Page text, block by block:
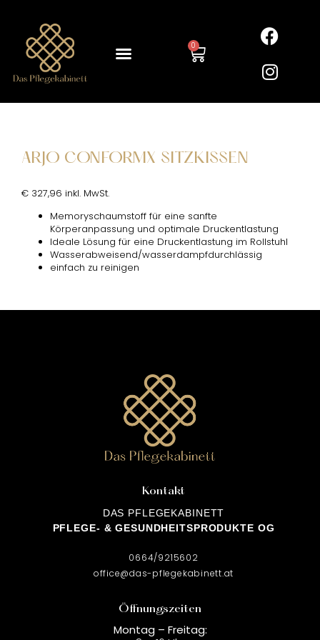
0
ARJO CONFORMX SITZKISSEN
€ 327,96 inkl. MwSt.
Memoryschaumstoff für eine sanfte
Körperanpassung und optimale Druckentlastung
Ideale Lösung für eine Druckentlastung im Rollstuhl
Wasserabweisend/wasserdampfdurchlässig
einfach zu reinigen
Kontakt
DAS PFLEGEKABINETT
PFLEGE- & GESUNDHEITSPRODUKTE OG
0664/9215602
office@das-pflegekabinett.at
Öffnungszeiten
Montag – Freitag: